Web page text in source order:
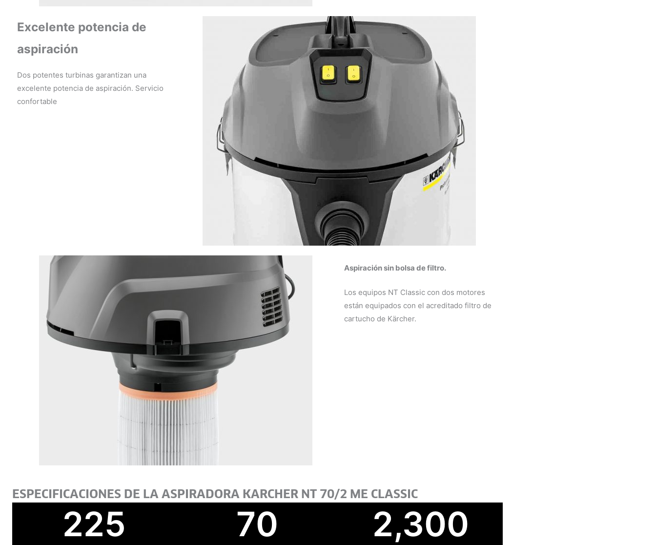
Excelente potencia de
aspiración
Dos potentes turbinas garantizan una
excelente potencia de aspiración. Servicio
confortable
Aspiración sin bolsa de filtro.
Los equipos NT Classic con dos motores
están equipados con el acreditado filtro de
cartucho de Kärcher.
ESPECIFICACIONES DE LA ASPIRADORA KARCHER NT 70/2 ME CLASSIC
225 70 2,300